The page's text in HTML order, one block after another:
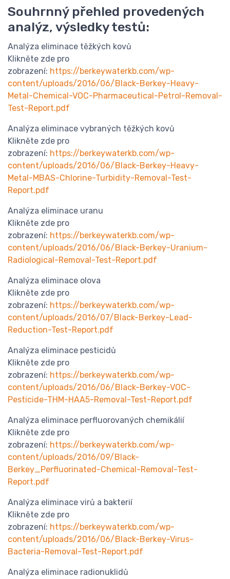
Souhrnný přehled provedených
analýz, výsledky testů:
Analýza eliminace těžkých kovů
Klikněte zde pro
zobrazení: https://berkeywaterkb.com/wp-
content/uploads/2016/06/Black-Berkey-Heavy-
Metal-Chemical-VOC-Pharmaceutical-Petrol-Removal-
Test-Report.pdf
Analýza eliminace vybraných těžkých kovů
Klikněte zde pro
zobrazení: https://berkeywaterkb.com/wp-
content/uploads/2016/06/Black-Berkey-Heavy-
Metal-MBAS-Chlorine-Turbidity-Removal-Test-
Report.pdf
Analýza eliminace uranu
Klikněte zde pro
zobrazení: https://berkeywaterkb.com/wp-
content/uploads/2016/06/Black-Berkey-Uranium-
Radiological-Removal-Test-Report.pdf
Analýza eliminace olova
Klikněte zde pro
zobrazení: https://berkeywaterkb.com/wp-
content/uploads/2016/07/Black-Berkey-Lead-
Reduction-Test-Report.pdf
Analýza eliminace pesticidů
Klikněte zde pro
zobrazení: https://berkeywaterkb.com/wp-
content/uploads/2016/06/Black-Berkey-VOC-
Pesticide-THM-HAA5-Removal-Test-Report.pdf
Analýza eliminace perfluorovaných chemikálií
Klikněte zde pro
zobrazení: https://berkeywaterkb.com/wp-
content/uploads/2016/09/Black-
Berkey_Perfluorinated-Chemical-Removal-Test-
Report.pdf
Analýza eliminace virů a bakterií
Klikněte zde pro
zobrazení: https://berkeywaterkb.com/wp-
content/uploads/2016/06/Black-Berkey-Virus-
Bacteria-Removal-Test-Report.pdf
Analýza eliminace radionuklidů